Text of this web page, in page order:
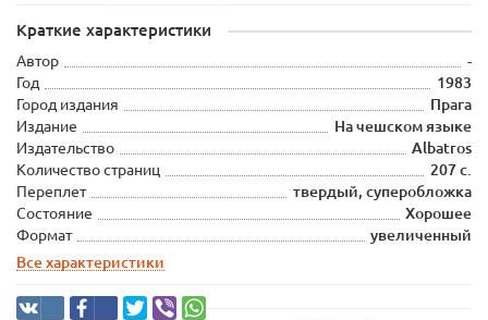
Краткие характеристики
Автор
-
Год
1983
Город издания
Прага
Издание
На чешском языке
Издательство
Albatros
Количество страниц
207 с.
Переплет
твердый, суперобложка
Состояние
Хорошее
Формат
увеличенный
Все характеристики